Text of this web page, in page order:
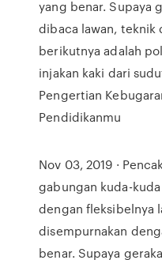
yang benar. Supaya
dibaca lawan, teknik
berikutnya adalah
injakan kaki dari
Pengertian
Pendidikanmu
Nov 03, 2019 ·
gabungan kuda-
dengan fleksibelnya
disempurnakan
benar. Supaya